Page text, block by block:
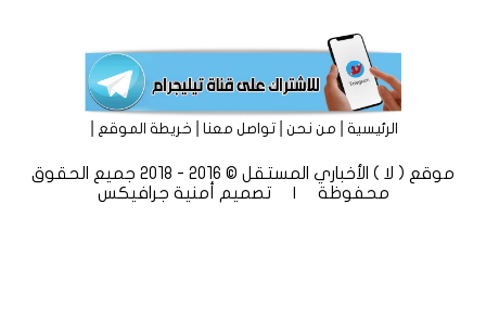
الرئيسية|من نحن|تواصل معنا|خريطة الموقع
موقع ( لا ) الأخباري المستقل © 2016 - 2018 جميع الحقوق
محفوظة | تصميم
أمنية جرافيكس